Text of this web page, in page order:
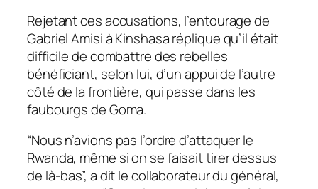
Rejetant ces accusations, l’entourage de
Gabriel Amisi à Kinshasa réplique qu’il était
difficile de combattre des rebelles
bénéficiant, selon lui, d’un appui de l’autre
côté de la frontière, qui passe dans les
faubourgs de Goma.
“Nous n’avions pas l’ordre d’attaquer le
Rwanda, même si on se faisait tirer dessus
de là-bas”, a dit le collaborateur du général,